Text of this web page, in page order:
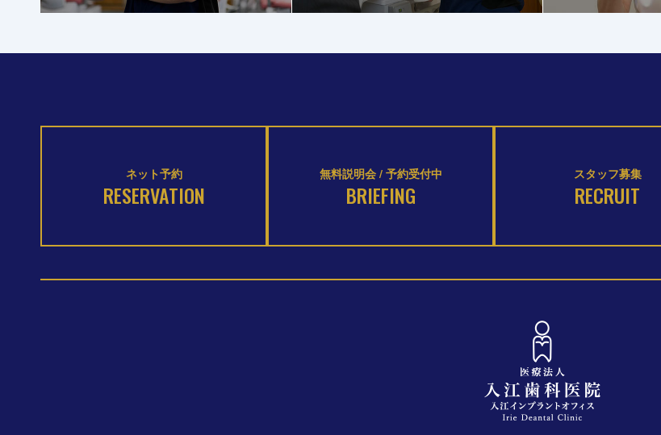
ネット予約
RESERVATION
無料説明会 / 予約受付中
BRIEFING
スタッフ募集
RECRUIT